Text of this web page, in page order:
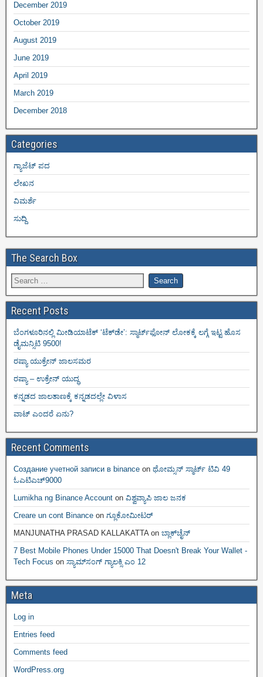
December 2019
October 2019
August 2019
June 2019
April 2019
March 2019
December 2018
Categories
ಗ್ಯಾಜೆಟ್ ಪದ
ಲೇಖನ
ವಿಮರ್ಶೆ
ಸುದ್ದಿ
The Search Box
Recent Posts
ಬೆಂಗಳೂರಿನಲ್ಲಿ ಮೀಡಿಯಾಟೆಕ್‌ ‘ಟೆಕ್‌ಡೇ’: ಸ್ಮಾರ್ಟ್‌ಫೋನ್ ಲೋಕಕ್ಕೆ ಲಗ್ಗೆ ಇಟ್ಟ ಹೊಸ
ಡೈಮನ್ಸಿಟಿ 9500!
ರಷ್ಯಾ ಯುಕ್ರೇನ್ ಜಾಲಸಮರ
ರಷ್ಯಾ – ಉಕ್ರೇನ್ ಯುದ್ಧ
ಕನ್ನಡದ ಜಾಲತಾಣಕ್ಕೆ ಕನ್ನಡದಲ್ಲೇ ವಿಳಾಸ
ವಾಟ್ ಎಂದರೆ ಏನು?
Recent Comments
Создание учетной записи в binance on ಥೋಮ್ಸನ್ ಸ್ಮಾರ್ಟ್‌ ಟಿವಿ 49
ಓಎಟಿಎಚ್9000
Lumikha ng Binance Account on ವಿಶ್ವವ್ಯಾಪಿ ಜಾಲ ಜನಕ
Creare un cont Binance on ಗ್ಲೂಕೋಮೀಟರ್
MANJUNATHA PRASAD KALLAKATTAon ಬ್ಲಾಕ್‌ಚೈನ್‌
7 Best Mobile Phones Under 15000 That Doesn't Break Your Wallet -
Tech Focus on ಸ್ಯಾಮ್‌ಸಂಗ್ ಗ್ಯಾಲಕ್ಸಿ ಎಂ 12
Meta
Log in
Entries feed
Comments feed
WordPress.org